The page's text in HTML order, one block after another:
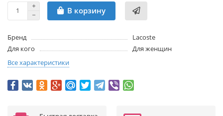
В корзину
Бренд
Lacoste
Для кого
Для женщин
Все характеристики